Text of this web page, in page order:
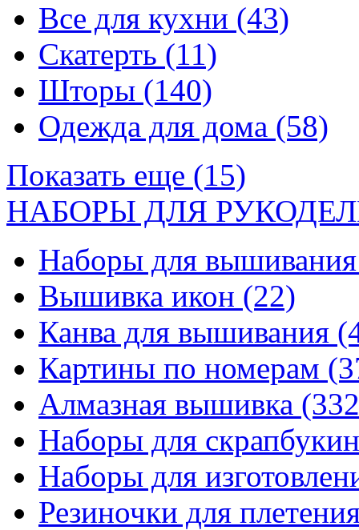
Все для кухни (43)
Скатерть (11)
Шторы (140)
Одежда для дома (58)
Показать еще (15)
НАБОРЫ ДЛЯ
Наборы для
Вышивка икон (22)
Канва для вышивания
Картины по номерам
Алмазная вышивка
Наборы для
Наборы для
Резиночки для